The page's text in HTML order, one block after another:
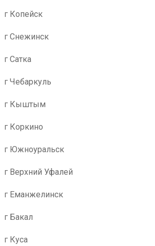
г Копейск
г Снежинск
г Сатка
г Чебаркуль
г Кыштым
г Коркино
г Южноуральск
г Верхний Уфалей
г Еманжелинск
г Бакал
г Куса